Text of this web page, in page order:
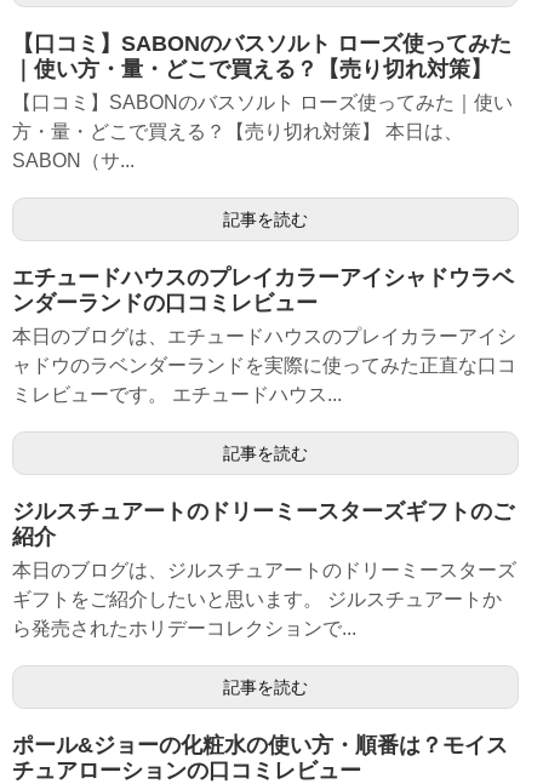
【口コミ】SABONのバスソルト ローズ使ってみた
｜使い方・量・どこで買える？【売り切れ対策】
【口コミ】SABONのバスソルト ローズ使ってみた｜使い
方・量・どこで買える？【売り切れ対策】 本日は、
SABON（サ...
記事を読む
エチュードハウスのプレイカラーアイシャドウラベ
ンダーランドの口コミレビュー
本日のブログは、エチュードハウスのプレイカラーアイシ
ャドウのラベンダーランドを実際に使ってみた正直な口コ
ミレビューです。 エチュードハウス...
記事を読む
ジルスチュアートのドリーミースターズギフトのご
紹介
本日のブログは、ジルスチュアートのドリーミースターズ
ギフトをご紹介したいと思います。 ジルスチュアートか
ら発売されたホリデーコレクションで...
記事を読む
ポール&ジョーの化粧水の使い方・順番は？モイス
チュアローションの口コミレビュー